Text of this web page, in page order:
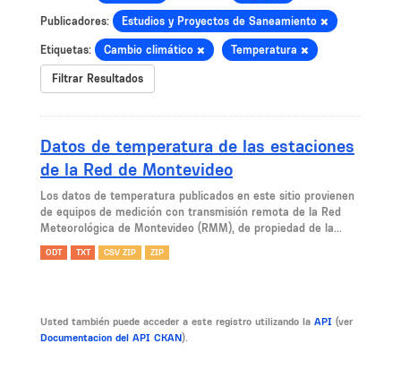
Publicadores: Estudios y Proyectos de Saneamiento
Etiquetas: Cambio climático Temperatura
Filtrar Resultados
Datos de temperatura de las estaciones
de la Red de Montevideo
Los datos de temperatura publicados en este sitio provienen
de equipos de medición con transmisión remota de la Red
Meteorológica de Montevideo (RMM), de propiedad de la...
ODT TXT CSV ZIP ZIP
Usted también puede acceder a este registro utilizando la API (ver
Documentacion del API CKAN).